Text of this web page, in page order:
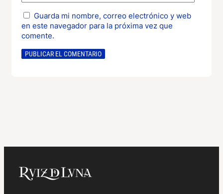
Guarda mi nombre, correo electrónico y web
en este navegador para la próxima vez que
comente.